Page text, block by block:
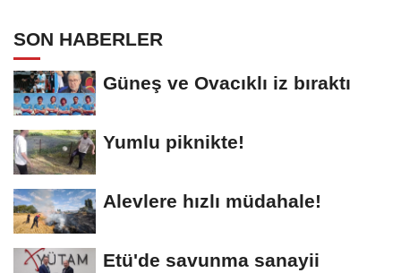
SON HABERLER
Güneş ve Ovacıklı iz bıraktı
Yumlu piknikte!
Alevlere hızlı müdahale!
Etü'de savunma sanayii